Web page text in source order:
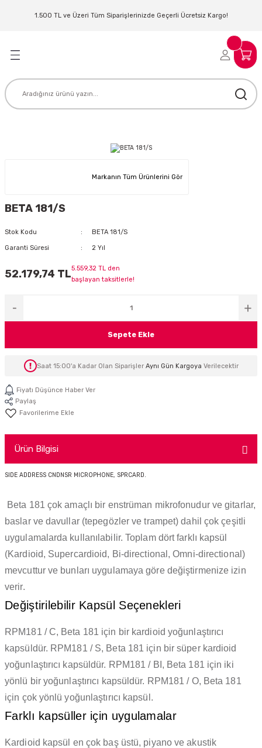
1.500 TL ve Üzeri Tüm Siparişlerinizde Geçerli Ücretsiz Kargo!
Geri Dön
Geri Dön
Geri Dön
Geri Dön
Geri Dön
AKSESUAR
Geri Dön
Geri Dön
Geri Dön
Markanın Tüm Ürünlerini Gör
BETA 181/S
Stok Kodu BETA 181/S
Garanti Süresi 2 Yıl
52.179,74 TL5.559,32 TL den
başlayan taksitlerle!
Sepete Ekle
Saat 15:00'a Kadar Olan Siparişler Aynı Gün Kargoya Verilecektir
Fiyatı Düşünce Haber Ver
Paylaş
Ürün Bilgisi
SIDE ADDRESS CNDNSR MICROPHONE, SPRCARD.
Beta 181 çok amaçlı bir enstrüman mikrofonudur ve gitarlar,
baslar ve davullar (tepegözler ve trampet) dahil çok çeşitli
uygulamalarda kullanılabilir.Toplam dört farklı kapsül
(Kardioid, Supercardioid, Bi-directional, Omni-directional)
mevcuttur ve bunları uygulamaya göre değiştirmenize izin
verir.
Değiştirilebilir Kapsül Seçenekleri
RPM181 / C, Beta 181 için bir kardioid yoğunlaştırıcı
kapsüldür. RPM181 / S, Beta 181 için bir süper kardioid
yoğunlaştırıcı kapsüldür. RPM181 / BI, Beta 181 için iki
yönlü bir yoğunlaştırıcı kapsüldür. RPM181 / O, Beta 181
için çok yönlü yoğunlaştırıcı kapsül.
Farklı kapsüller için uygulamalar
Kardioid kapsül en çok baş üstü, piyano ve akustik